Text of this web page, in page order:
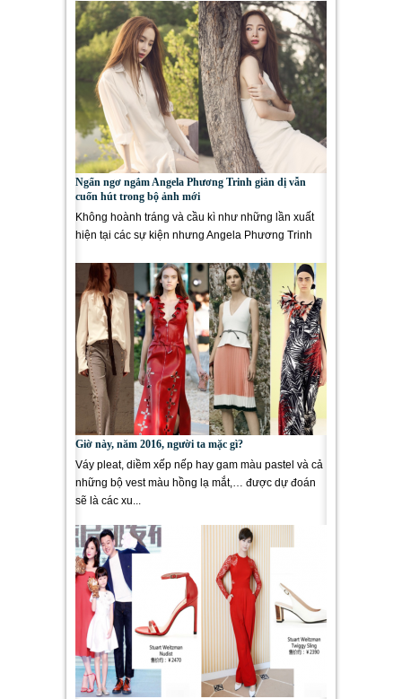
Ngẩn ngơ ngắm Angela Phương Trinh giản dị vẫn
cuốn hút trong bộ ảnh mới
Không hoành tráng và cầu kì như những lần xuất
hiện tại các sự kiện nhưng Angela Phương Trinh
Giờ này, năm 2016, người ta mặc gì?
Váy pleat, diềm xếp nếp hay gam màu pastel và cả
những bộ vest màu hồng lạ mắt,… được dự đoán
sẽ là các xu...